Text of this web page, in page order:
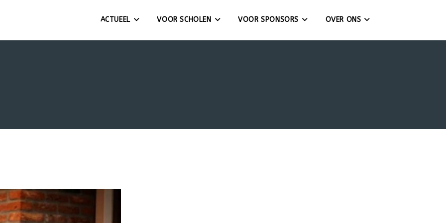
ACTUEEL VOOR SCHOLEN VOOR SPONSORS OVER ONS